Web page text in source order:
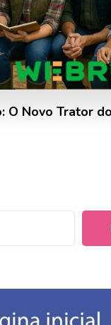
O Novo Trator